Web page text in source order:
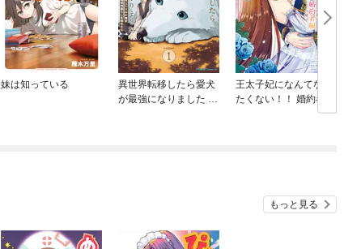
妹は知っている
異世界転移したら愛犬
が最強になりました ～
王太子妃になんてなり
たくない！！ 婚約者編
もっと見る